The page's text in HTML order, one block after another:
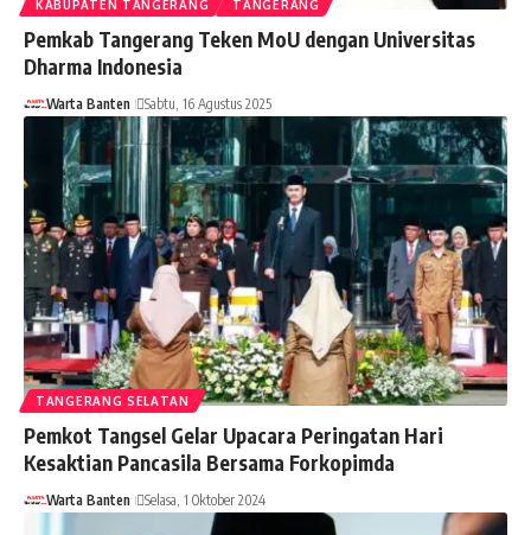
KABUPATEN TANGERANG TANGERANG
Pemkab Tangerang Teken MoU dengan Universitas
Dharma Indonesia
Warta Banten Sabtu, 16 Agustus 2025
TANGERANG SELATAN
Pemkot Tangsel Gelar Upacara Peringatan Hari
Kesaktian Pancasila Bersama Forkopimda
Warta Banten Selasa, 1 Oktober 2024